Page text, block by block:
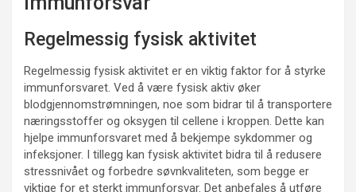
Regelmessig fysisk aktivitet
Regelmessig fysisk aktivitet er en viktig faktor for å styrke
immunforsvaret. Ved å være fysisk aktiv øker
blodgjennomstrømningen, noe som bidrar til å transportere
næringsstoffer og oksygen til cellene i kroppen. Dette kan
hjelpe immunforsvaret med å bekjempe sykdommer og
infeksjoner. I tillegg kan fysisk aktivitet bidra til å redusere
stressnivået og forbedre søvnkvaliteten, som begge er
viktige for et sterkt immunforsvar. Det anbefales å utføre